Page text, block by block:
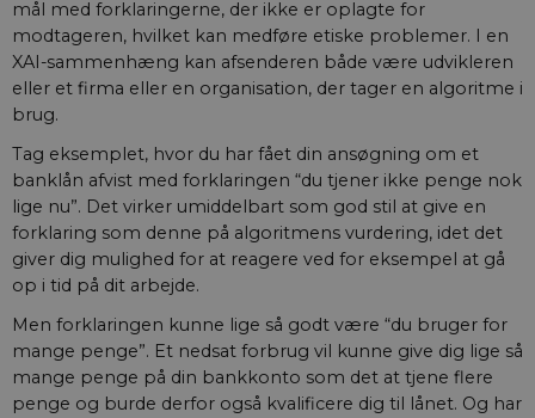
mål med forklaringerne, der ikke er oplagte for
modtageren, hvilket kan medføre etiske problemer. I en
XAI-sammenhæng kan afsenderen både være udvikleren
eller et firma eller en organisation, der tager en algoritme i
brug.
Tag eksemplet, hvor du har fået din ansøgning om et
banklån afvist med forklaringen “du tjener ikke penge nok
lige nu”. Det virker umiddelbart som god stil at give en
forklaring som denne på algoritmens vurdering, idet det
giver dig mulighed for at reagere ved for eksempel at gå
op i tid på dit arbejde.
Men forklaringen kunne lige så godt være “du bruger for
mange penge”. Et nedsat forbrug vil kunne give dig lige så
mange penge på din bankkonto som det at tjene flere
penge og burde derfor også kvalificere dig til lånet. Og har